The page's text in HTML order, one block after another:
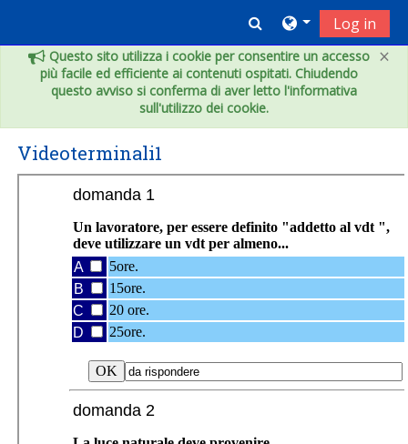
×
Questo sito utilizza i cookie per consentire un accesso
più facile ed efficiente ai contenuti ospitati. Chiudendo
questo avviso si conferma di aver letto l'informativa
sull'utilizzo dei cookie.
Toggle search
Log in
Videoterminali1